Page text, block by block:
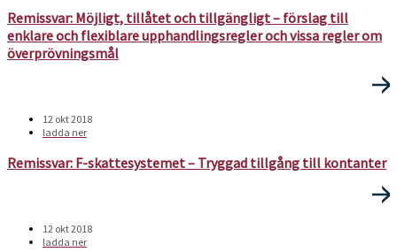
Remissvar: Möjligt, tillåtet och tillgängligt – förslag till
enklare och flexiblare upphandlingsregler och vissa regler om
överprövningsmål
12 okt 2018
ladda ner
Remissvar: F-skattesystemet – Tryggad tillgång till kontanter
12 okt 2018
ladda ner